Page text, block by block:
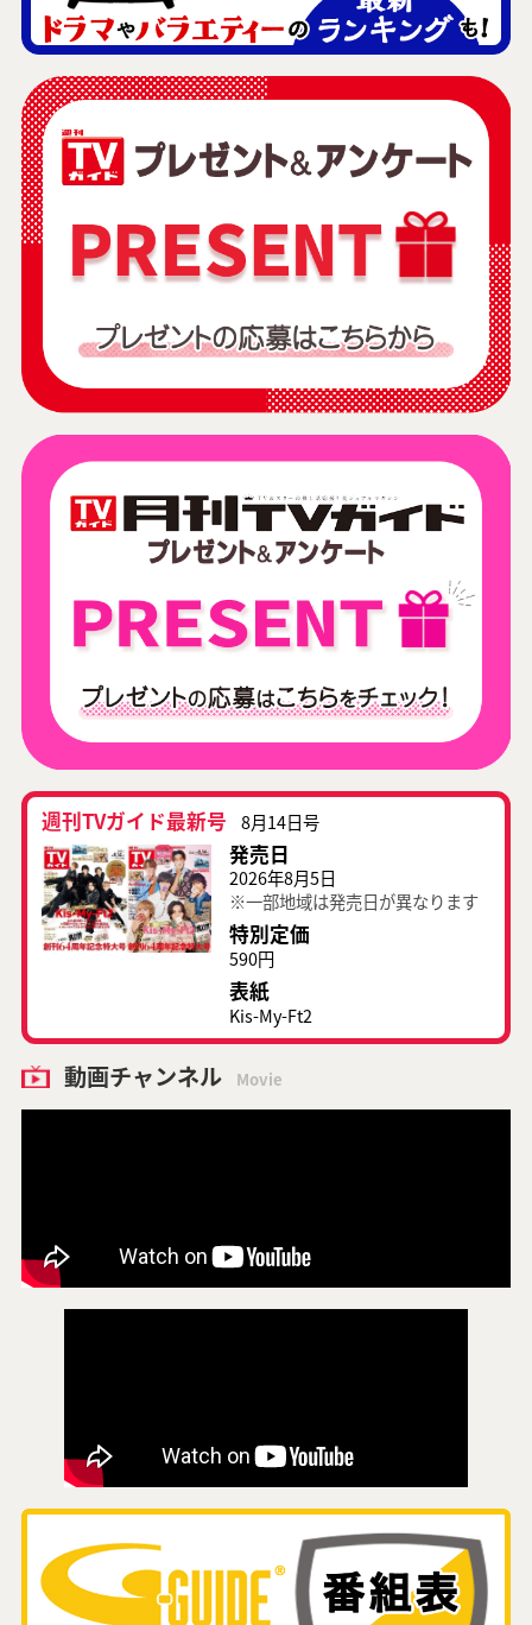
週刊TVガイド最新号 8月14日号
発売日
2026年8月5日
※一部地域は発売日が異なります
特別定価
590円
表紙
Kis-My-Ft2
動画チャンネル Movie